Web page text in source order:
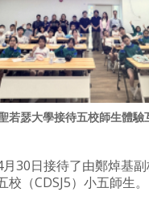
若瑟大學接待五校師生體驗
30日接待了由鄭焯基
（CDSJ5）小五師生。